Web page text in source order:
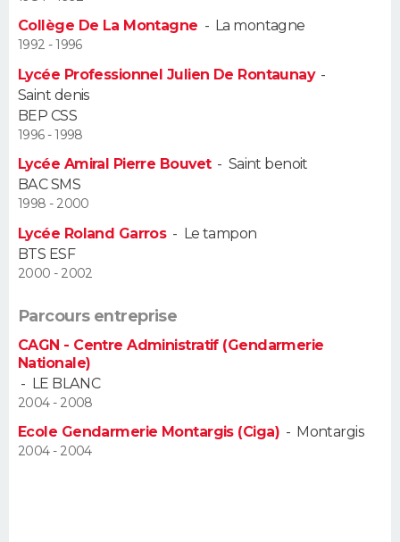
Alimentation
Guide de la santé
Maladies
Médicaments
Sommeil
VOYAGE
Destinations
City break
Voyage nature
Voyage de noces
Forum
Climat
+
PHOTO
GUIDES D'ACHAT
BONS PLANS
CARTE DE VOEUX
Carte de Noël
Carte Bonne année
Carte Saint-Valentin
Carte Pâques
Carte d'anniversaire
DICTIONNAIRE
S'inscrire
Se connecter
Lycées
Collèges
Primaires
Universités
Entreprises
Service militaire
Avis de recherche
AVIS DE DÉCÈS
Bricolage
Lifestyle
Culture
Sport
Auto
Television
Voyage
Cinema
Collège De La Montagne - La montagne
1992 - 1996
Lycée Professionnel Julien De Rontaunay-
Saint denis
BEP CSS
1996 - 1998
Lycée Amiral Pierre Bouvet- Saint benoit
BAC SMS
1998 - 2000
Lycée Roland Garros- Le tampon
BTS ESF
2000 - 2002
Parcours entreprise
CAGN - Centre Administratif (Gendarmerie
Nationale)
- LE BLANC
2004 - 2008
Ecole Gendarmerie Montargis (Ciga)- Montargis
2004 - 2004